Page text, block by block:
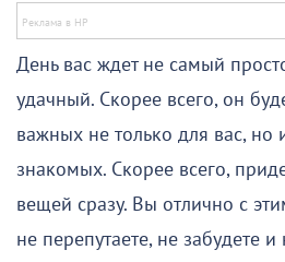
День вас ждет не самый
удачный. Скорее всего, он
важных не только для вас,
знакомых. Скорее всего,
вещей сразу. Вы отлично с
не перепутаете, не забудете и